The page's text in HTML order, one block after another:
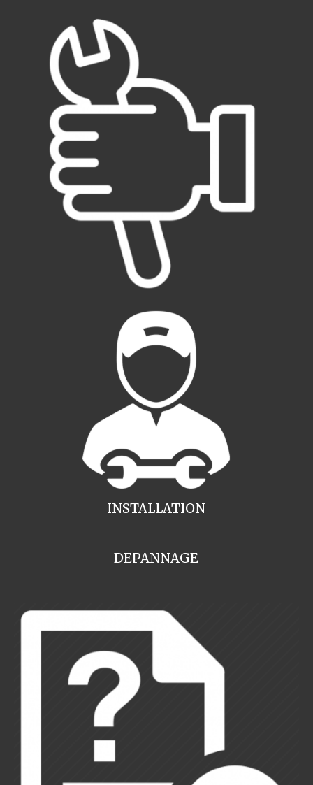
INSTALLATION
DEPANNAGE